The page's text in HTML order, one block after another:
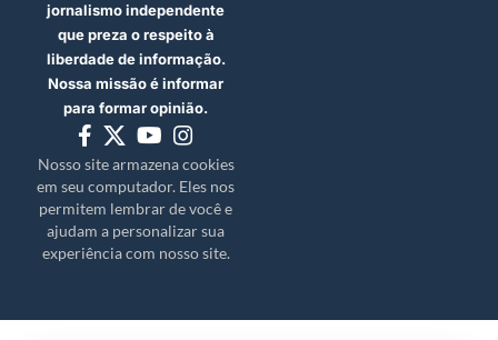
jornalismo independente
que preza o respeito à
liberdade de informação.
Nossa missão é informar
para formar opinião.
Nosso site armazena cookies
em seu computador. Eles nos
permitem lembrar de você e
ajudam a personalizar sua
experiência com nosso site.